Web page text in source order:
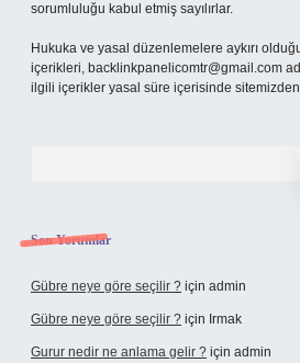
sorumluluğu kabul etmiş sayılırlar.
Hukuka ve yasal düzenlemelere aykırı
içerikleri, backlinkpanelicomtr@gmail.com
ilgili içerikler yasal süre içerisinde sitemizden
Son Yorumlar
Gübre neye göre seçilir ? için admin
Gübre neye göre seçilir ? için Irmak
Gurur nedir ne anlama gelir ? için admin